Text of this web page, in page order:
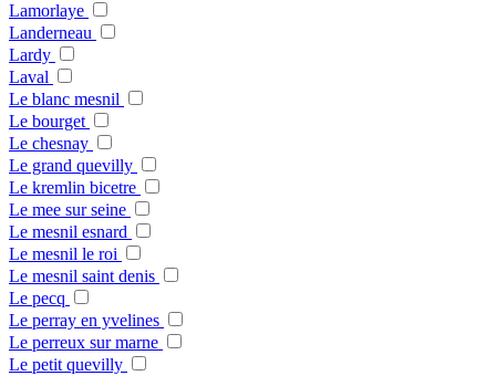
Lamorlaye
Landerneau
Lardy
Laval
Le blanc mesnil
Le bourget
Le chesnay
Le grand quevilly
Le kremlin bicetre
Le mee sur seine
Le mesnil esnard
Le mesnil le roi
Le mesnil saint denis
Le pecq
Le perray en yvelines
Le perreux sur marne
Le petit quevilly